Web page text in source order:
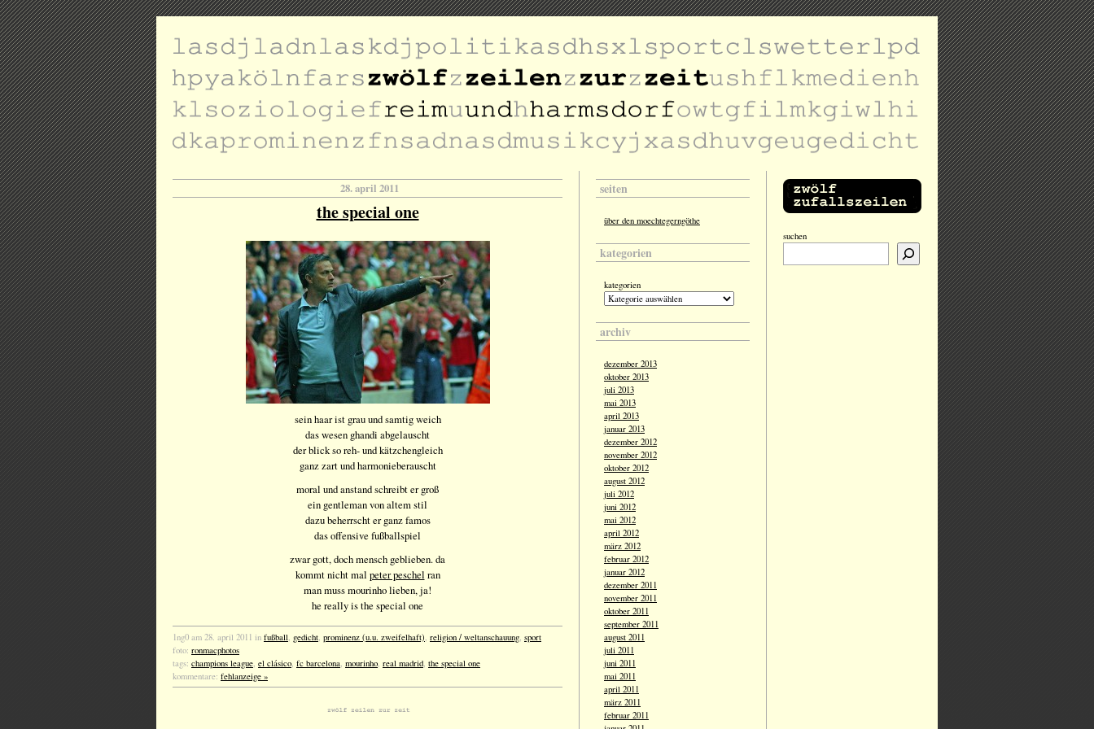
28. april 2011
the special one
sein haar ist grau und samtig weich
das wesen ghandi abgelauscht
der blick so reh- und kätzchengleich
ganz zart und harmonieberauscht
moral und anstand schreibt er groß
ein gentleman von altem stil
dazu beherrscht er ganz famos
das offensive fußballspiel
zwar gott, doch mensch geblieben. da
kommt nicht mal peter peschel ran
man muss mourinho lieben, ja!
he really is the special one
1ng0 am 28. april 2011 in fußball, gedicht, prominenz (u.u. zweifelhaft), religion / weltanschauung, sport
foto: ronmacphotos
tags: champions league, el clásico, fc barcelona, mourinho, real madrid, the special one
kommentare: fehlanzeige »
seiten
über den moechtegerngöthe
kategorien
kategorien
archiv
dezember 2013
oktober 2013
juli 2013
mai 2013
april 2013
januar 2013
dezember 2012
november 2012
oktober 2012
august 2012
juli 2012
juni 2012
mai 2012
april 2012
märz 2012
februar 2012
januar 2012
dezember 2011
november 2011
oktober 2011
september 2011
august 2011
juli 2011
juni 2011
mai 2011
april 2011
märz 2011
februar 2011
suchen